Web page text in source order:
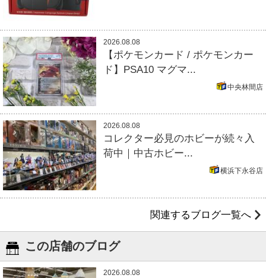
2026.08.08
【ポケモンカード / ポケモンカー
ド】PSA10 マグマ...
中央林間店
2026.08.08
コレクター必見のホビーが続々入
荷中｜中古ホビー...
横浜下永谷店
関連するブログ一覧へ
この店舗のブログ
2026.08.08